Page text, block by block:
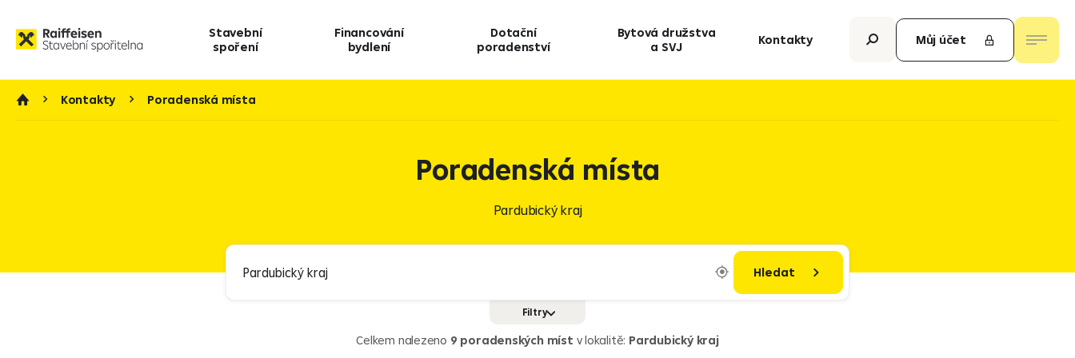
Stavební
spoření
Financování
bydlení
Dotační
poradenství
Bytová družstva
a SVJ
Kontakty Můj účet
Kontakty Poradenská místa
Poradenská místa
Pardubický kraj
Hledat
Filtry
Celkem nalezeno 9 poradenských míst v lokalitě: Pardubický kraj